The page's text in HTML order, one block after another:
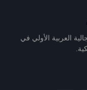
العربية الأولي في